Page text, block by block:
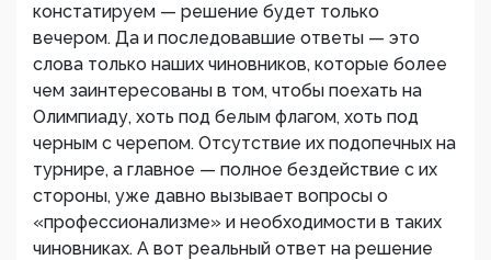
констатируем — решение будет только
вечером. Да и последовавшие ответы — это
слова только наших чиновников, которые более
чем заинтересованы в том, чтобы поехать на
Олимпиаду, хоть под белым флагом, хоть под
черным с черепом. Отсутствие их подопечных на
турнире, а главное — полное бездействие с их
стороны, уже давно вызывает вопросы о
«профессионализме» и необходимости в таких
чиновниках. А вот реальный ответ на решение